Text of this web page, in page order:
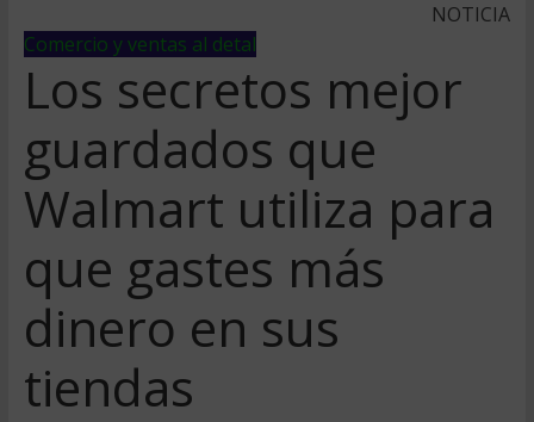
NOTICIA
Comercio y ventas al detal
Los secretos mejor
guardados que
Walmart utiliza para
que gastes más
dinero en sus
tiendas